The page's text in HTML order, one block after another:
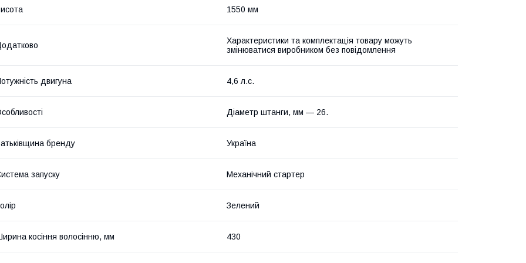
1550 мм
Характеристики та комплектація товару можуть
змінюватися виробником без повідомлення
двигуна 4,6 л.с.
Діаметр штанги, мм — 26.
бренду Україна
запуску Механічний стартер
Зелений
косіння волосінню, мм 430